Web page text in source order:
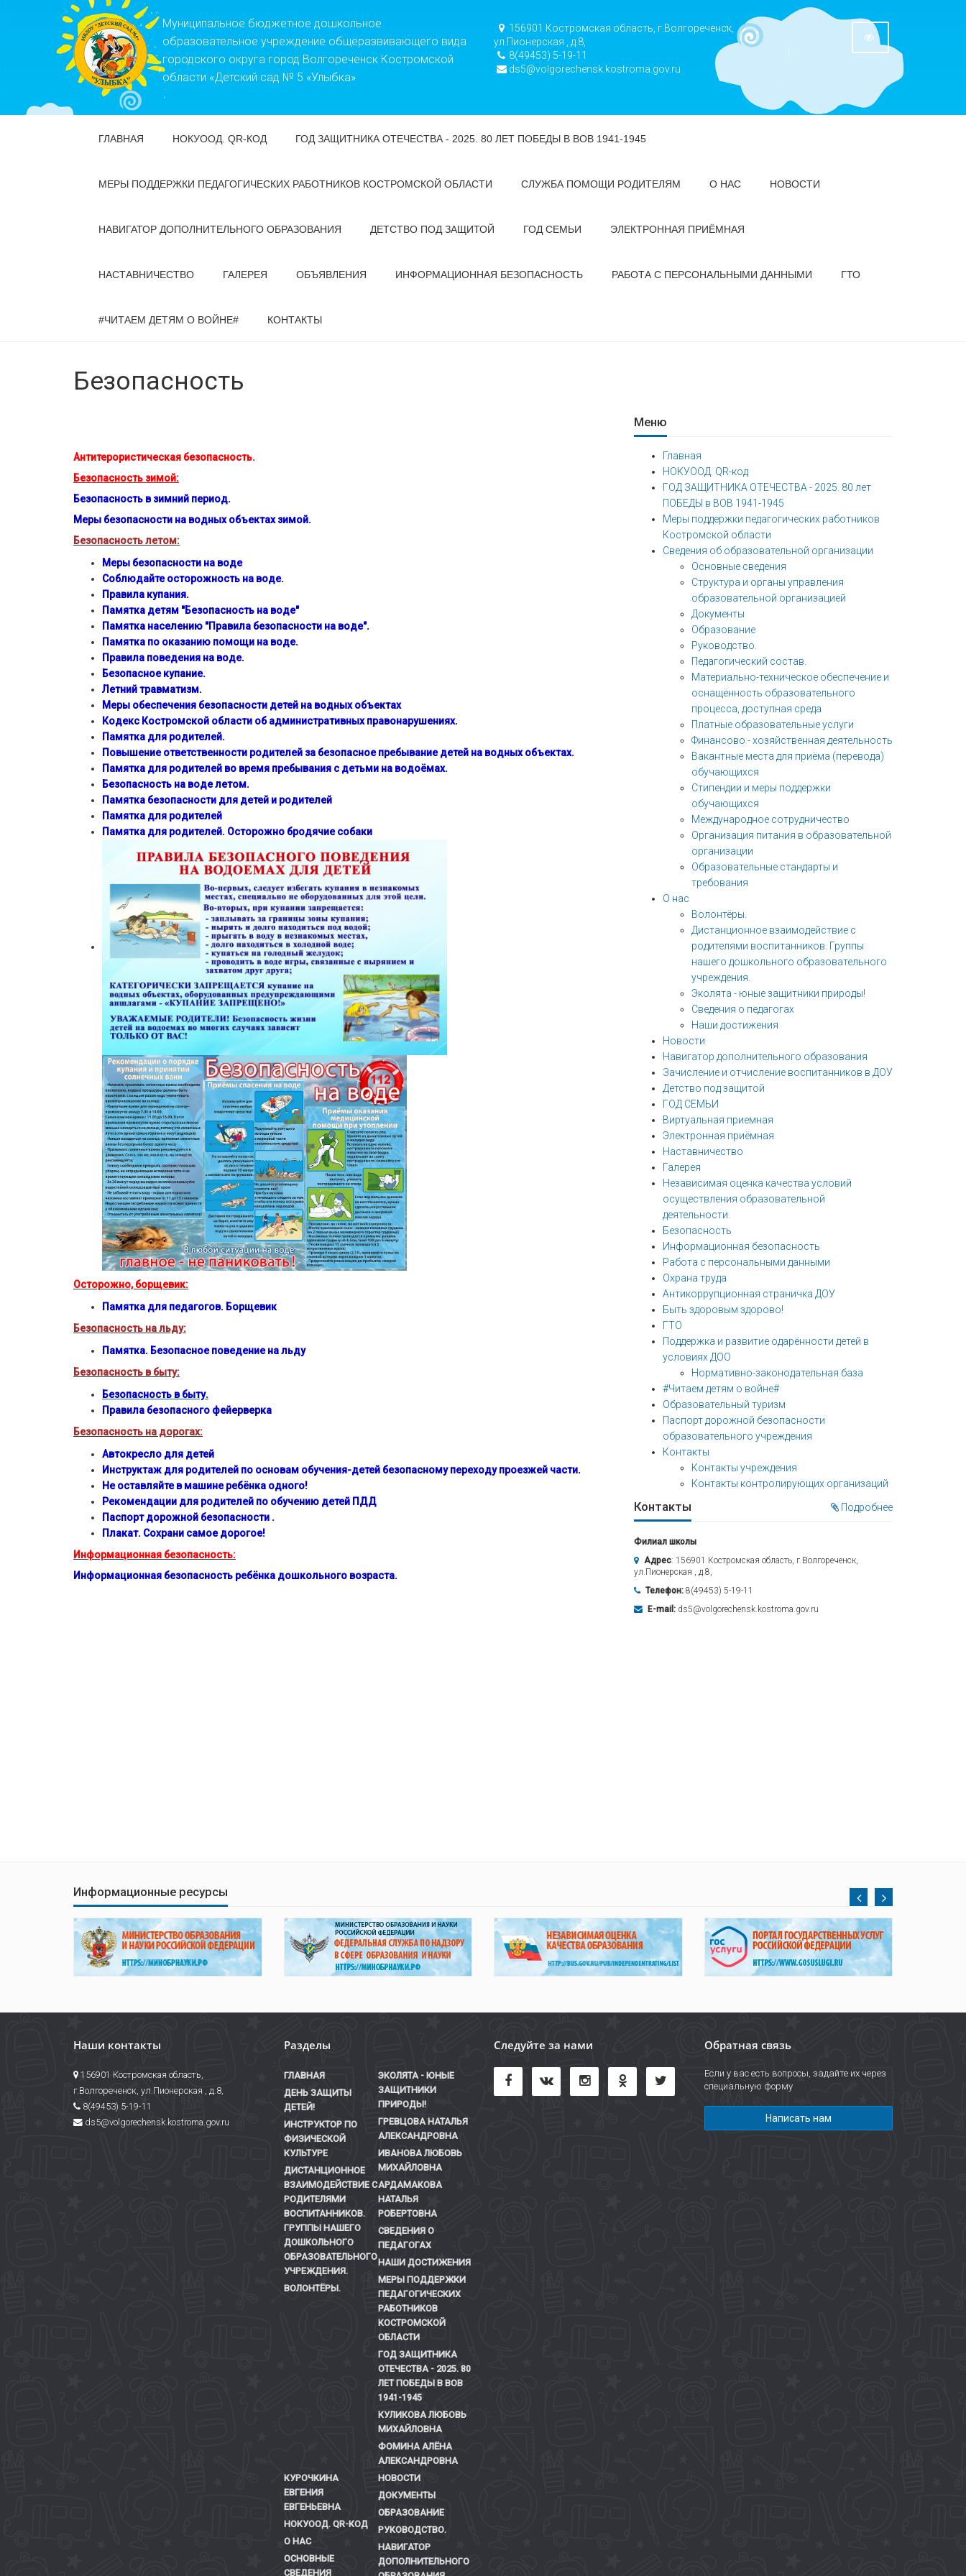
Муниципальное бюджетное дошкольное
образовательное учреждение общеразвивающего вида
городского округа город Волгореченск Костромской
области «Детский сад № 5 «Улыбка»
156901 Костромская область, г.Волгореченск,
ул.Пионерская , д.8,
8(49453) 5-19-11
ds5@volgorechensk.kostroma.gov.ru
ГЛАВНАЯ НОКУООД. QR-КОД ГОД ЗАЩИТНИКА ОТЕЧЕСТВА - 2025. 80 ЛЕТ ПОБЕДЫ В ВОВ 1941-1945
МЕРЫ ПОДДЕРЖКИ ПЕДАГОГИЧЕСКИХ РАБОТНИКОВ КОСТРОМСКОЙ ОБЛАСТИ СЛУЖБА ПОМОЩИ РОДИТЕЛЯМ О НАС НОВОСТИ
НАВИГАТОР ДОПОЛНИТЕЛЬНОГО ОБРАЗОВАНИЯ ДЕТСТВО ПОД ЗАЩИТОЙ ГОД СЕМЬИ ЭЛЕКТРОННАЯ ПРИЁМНАЯ
НАСТАВНИЧЕСТВО ГАЛЕРЕЯ ОБЪЯВЛЕНИЯ ИНФОРМАЦИОННАЯ БЕЗОПАСНОСТЬ РАБОТА С ПЕРСОНАЛЬНЫМИ ДАННЫМИ ГТО
#ЧИТАЕМ ДЕТЯМ О ВОЙНЕ# КОНТАКТЫ
Безопасность
Антитерористическая безопасность.
Безопасность зимой:
Безопасность в зимний период.
Меры безопасности на водных объектах зимой.
Безопасность летом:
Меры безопасности на воде
Соблюдайте осторожность на воде.
Правила купания.
Памятка детям "Безопасность на воде"
Памятка населению "Правила безопасности на воде".
Памятка по оказанию помощи на воде.
Правила поведения на воде.
Безопасное купание.
Летний травматизм.
Меры обеспечения безопасности детей на водных объектах
Кодекс Костромской области об административных правонарушениях.
Памятка для родителей.
Повышение ответственности родителей за безопасное пребывание детей на водных объектах.
Памятка для родителей во время пребывания с детьми на водоёмах.
Безопасность на воде летом.
Памятка безопасности для детей и родителей
Памятка для родителей
Памятка для родителей. Осторожно бродячие собаки
Осторожно, борщевик:
Памятка для педагогов. Борщевик
Безопасность на льду:
Памятка. Безопасное поведение на льду
Безопасность в быту:
Безопасность в быту.
Правила безопасного фейерверка
Безопасность на дорогах:
Автокресло для детей
Инструктаж для родителей по основам обучения-детей безопасному переходу проезжей части.
Не оставляйте в машине ребёнка одного!
Рекомендации для родителей по обучению детей ПДД
Паспорт дорожной безопасности .
Плакат. Сохрани самое дорогое!
Информационная безопасность:
Информационная безопасность ребёнка дошкольного возраста.
Меню
Главная
НОКУООД. QR-код
ГОД ЗАЩИТНИКА ОТЕЧЕСТВА - 2025. 80 лет
ПОБЕДЫ в ВОВ 1941-1945
Меры поддержки педагогических работников
Костромской области
Сведения об образовательной организации
Основные сведения
Структура и органы управления
образовательной организацией
Документы
Образование
Руководство.
Педагогический состав.
Материально-техническое обеспечение и
оснащённость образовательного
процесса, доступная среда
Платные образовательные услуги
Финансово - хозяйственная деятельность
Вакантные места для приёма (перевода)
обучающихся
Стипендии и меры поддержки
обучающихся
Международное сотрудничество
Организация питания в образовательной
организации
Образовательные стандарты и
требования
О нас
Волонтёры.
Дистанционное взаимодействие с
родителями воспитанников. Группы
нашего дошкольного образовательного
учреждения.
Эколята - юные защитники природы!
Сведения о педагогах
Наши достижения
Новости
Навигатор дополнительного образования
Зачисление и отчисление воспитанников в ДОУ
Детство под защитой
ГОД СЕМЬИ
Виртуальная приемная
Электронная приёмная
Наставничество
Галерея
Независимая оценка качества условий
осуществления образовательной
деятельности.
Безопасность
Информационная безопасность
Работа с персональными данными
Охрана труда
Антикоррупционная страничка ДОУ
Быть здоровым здорово!
ГТО
Поддержка и развитие одарённости детей в
условиях ДОО
Нормативно-законодательная база
#Читаем детям о войне#
Образовательный туризм
Паспорт дорожной безопасности
образовательного учреждения
Контакты
Контакты учреждения
Контакты контролирующих организаций
Контакты Подробнее
Филиал школы
Адрес: 156901 Костромская область, г.Волгореченск,
ул.Пионерская , д.8,
Телефон: 8(49453) 5-19-11
E-mail: ds5@volgorechensk.kostroma.gov.ru
Информационные ресурсы
Наши контакты
156901 Костромская область,
г.Волгореченск, ул.Пионерская , д.8,
8(49453) 5-19-11
ds5@volgorechensk.kostroma.gov.ru
Разделы
ГЛАВНАЯ
ДЕНЬ ЗАЩИТЫ
ДЕТЕЙ!
ИНСТРУКТОР ПО
ФИЗИЧЕСКОЙ
КУЛЬТУРЕ
ДИСТАНЦИОННОЕ
ВЗАИМОДЕЙСТВИЕ С
РОДИТЕЛЯМИ
ВОСПИТАННИКОВ.
ГРУППЫ НАШЕГО
ДОШКОЛЬНОГО
ОБРАЗОВАТЕЛЬНОГО
УЧРЕЖДЕНИЯ.
ВОЛОНТЁРЫ.
ЭКОЛЯТА - ЮНЫЕ
ЗАЩИТНИКИ
ПРИРОДЫ!
ГРЕВЦОВА НАТАЛЬЯ
АЛЕКСАНДРОВНА
ИВАНОВА ЛЮБОВЬ
МИХАЙЛОВНА
АРДАМАКОВА
НАТАЛЬЯ
РОБЕРТОВНА
СВЕДЕНИЯ О
ПЕДАГОГАХ
НАШИ ДОСТИЖЕНИЯ
МЕРЫ ПОДДЕРЖКИ
ПЕДАГОГИЧЕСКИХ
РАБОТНИКОВ
КОСТРОМСКОЙ
ОБЛАСТИ
ГОД ЗАЩИТНИКА
ОТЕЧЕСТВА - 2025. 80
ЛЕТ ПОБЕДЫ В ВОВ
1941-1945
КУЛИКОВА ЛЮБОВЬ
МИХАЙЛОВНА
ФОМИНА АЛЁНА
АЛЕКСАНДРОВНА
КУРОЧКИНА
ЕВГЕНИЯ
ЕВГЕНЬЕВНА
НОКУООД. QR-КОД
О НАС
ОСНОВНЫЕ
СВЕДЕНИЯ
НОВОСТИ
ДОКУМЕНТЫ
ОБРАЗОВАНИЕ
РУКОВОДСТВО.
НАВИГАТОР
ДОПОЛНИТЕЛЬНОГО
Следуйте за нами Обратная связь
Если у вас есть вопросы, задайте их через
специальную форму
Написать нам